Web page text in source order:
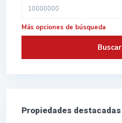
Más opciones de búsqueda
Buscar
Propiedades destacadas